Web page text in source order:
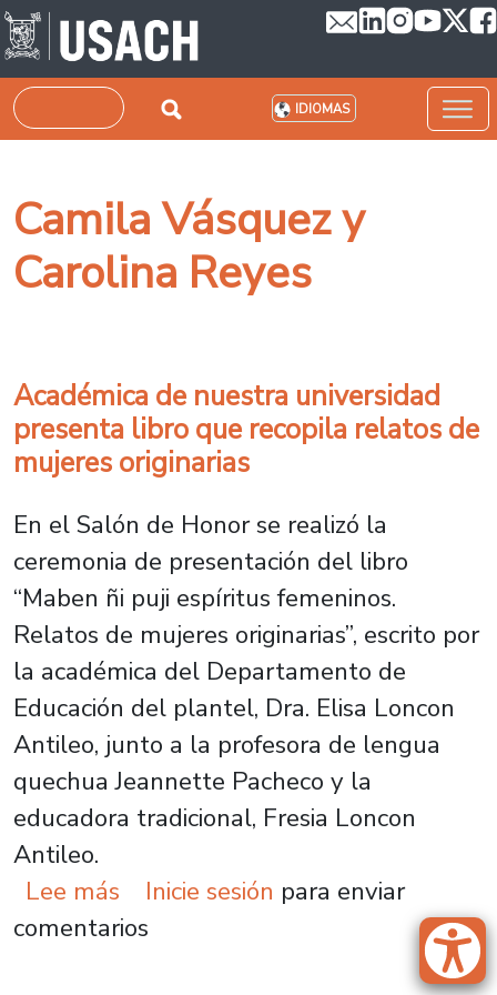
Pasar al contenido principal
Buscar IDIOMAS
Camila Vásquez y
Carolina Reyes
Académica de nuestra universidad
presenta libro que recopila relatos de
mujeres originarias
En el Salón de Honor se realizó la
ceremonia de presentación del libro
“Maben ñi puji espíritus femeninos.
Relatos de mujeres originarias”, escrito por
la académica del Departamento de
Educación del plantel, Dra. Elisa Loncon
Antileo, junto a la profesora de lengua
quechua Jeannette Pacheco y la
educadora tradicional, Fresia Loncon
Antileo.
Lee más sobre Académica de nuestra
Inicie sesión para enviar
comentarios